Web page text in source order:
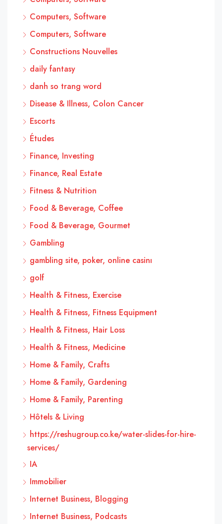
Computers, Software
Computers, Software
Constructions Nouvelles
daily fantasy
danh so trang word
Disease & Illness, Colon Cancer
Escorts
Études
Finance, Investing
Finance, Real Estate
Fitness & Nutrition
Food & Beverage, Coffee
Food & Beverage, Gourmet
Gambling
gambling site, poker, online casinı
golf
Health & Fitness, Exercise
Health & Fitness, Fitness Equipment
Health & Fitness, Hair Loss
Health & Fitness, Medicine
Home & Family, Crafts
Home & Family, Gardening
Home & Family, Parenting
Hôtels & Living
https://reshugroup.co.ke/water-slides-for-hire-
services/
IA
Immobilier
Internet Business, Blogging
Internet Business, Podcasts